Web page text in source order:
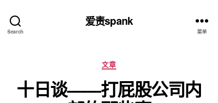
Search
爱责spank
菜单
分
类
文章
十日谈——打屁股公司内